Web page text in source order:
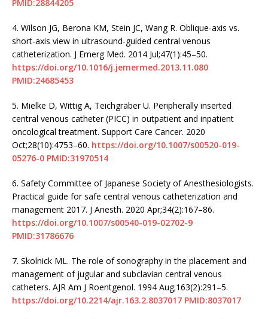
PMID:28844205
4. Wilson JG, Berona KM, Stein JC, Wang R. Oblique-axis vs.
short-axis view in ultrasound-guided central venous
catheterization. J Emerg Med. 2014 Jul;47(1):45–50.
https://doi.org/10.1016/j.jemermed.2013.11.080
PMID:24685453
5. Mielke D, Wittig A, Teichgräber U. Peripherally inserted
central venous catheter (PICC) in outpatient and inpatient
oncological treatment. Support Care Cancer. 2020
Oct;28(10):4753–60. https://doi.org/10.1007/s00520-019-
05276-0 PMID:31970514
6. Safety Committee of Japanese Society of Anesthesiologists.
Practical guide for safe central venous catheterization and
management 2017. J Anesth. 2020 Apr;34(2):167–86.
https://doi.org/10.1007/s00540-019-02702-9
PMID:31786676
7. Skolnick ML. The role of sonography in the placement and
management of jugular and subclavian central venous
catheters. AJR Am J Roentgenol. 1994 Aug;163(2):291–5.
https://doi.org/10.2214/ajr.163.2.8037017 PMID:8037017